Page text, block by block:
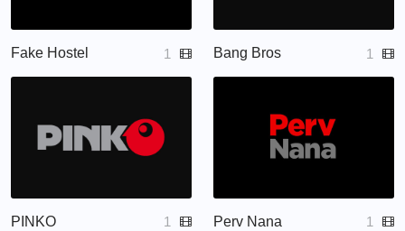
Fake Hostel 1 Bang Bros 1
PINKO 1 Perv Nana 1